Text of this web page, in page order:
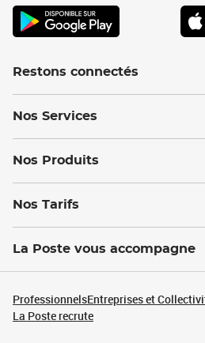
Restons connectés
Nos Services
Nos Produits
Nos Tarifs
La Poste vous accompagne
ProfessionnelsEntreprises et
La Poste recrute